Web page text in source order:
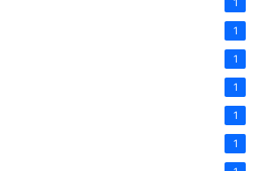
1
1
1
1
1
1